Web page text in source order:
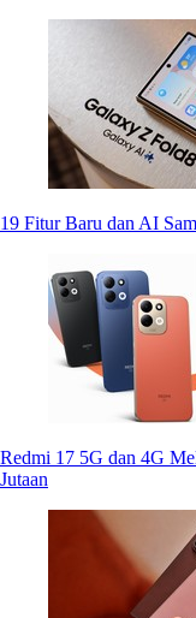
19 Fitur Baru dan AI
Redmi 17 5G dan 4G
Jutaan